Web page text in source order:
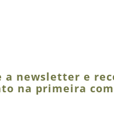
a newsletter e
na primeira